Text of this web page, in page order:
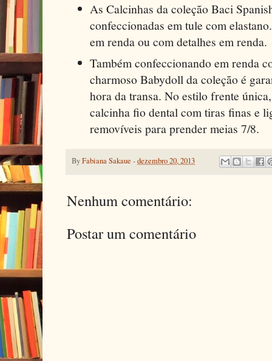
As Calcinhas da coleção Baci
confeccionadas em tule com
em renda ou com detalhes em renda.
Também confeccionando em renda
charmoso Babydoll da coleção é
hora da transa. No estilo frente
calcinha fio dental com tiras finas e
removíveis para prender meias 7/8.
ByFabiana Sakaue -dezembro 20, 2013
Nenhum comentário:
Postar um comentário